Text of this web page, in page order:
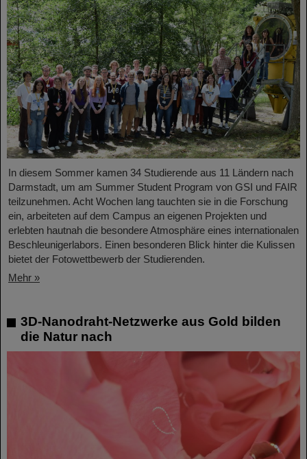
In diesem Sommer kamen 34 Studierende aus 11 Ländern nach
Darmstadt, um am Summer Student Program von GSI und FAIR
teilzunehmen. Acht Wochen lang tauchten sie in die Forschung
ein, arbeiteten auf dem Campus an eigenen Projekten und
erlebten hautnah die besondere Atmosphäre eines internationalen
Beschleunigerlabors. Einen besonderen Blick hinter die Kulissen
bietet der Fotowettbewerb der Studierenden.
Mehr »
3D-Nanodraht-Netzwerke aus Gold bilden
die Natur nach